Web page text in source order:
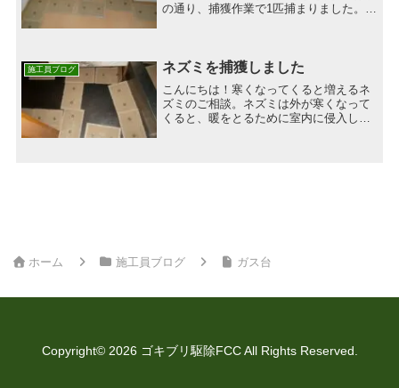
の通り、捕獲作業で1匹捕まりました。特
として鼠は侵入してきま...
施工員ブログ ネズミを捕獲しました
こんにちは！寒くなってくると増えるネ
ズミのご相談。ネズミは外が寒くなって
くると、暖をとるために室内に侵入して
ホーム 施工員ブログ ガス台
Copyright© 2026 ゴキブリ駆除FCC All Rights Reserved.